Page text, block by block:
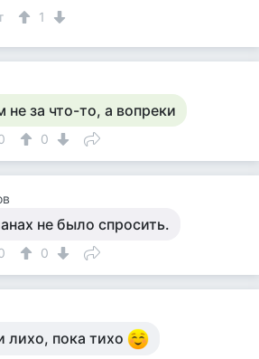
1
не за что-то, а вопреки
0
не было спросить.
0
лихо, пока тихо